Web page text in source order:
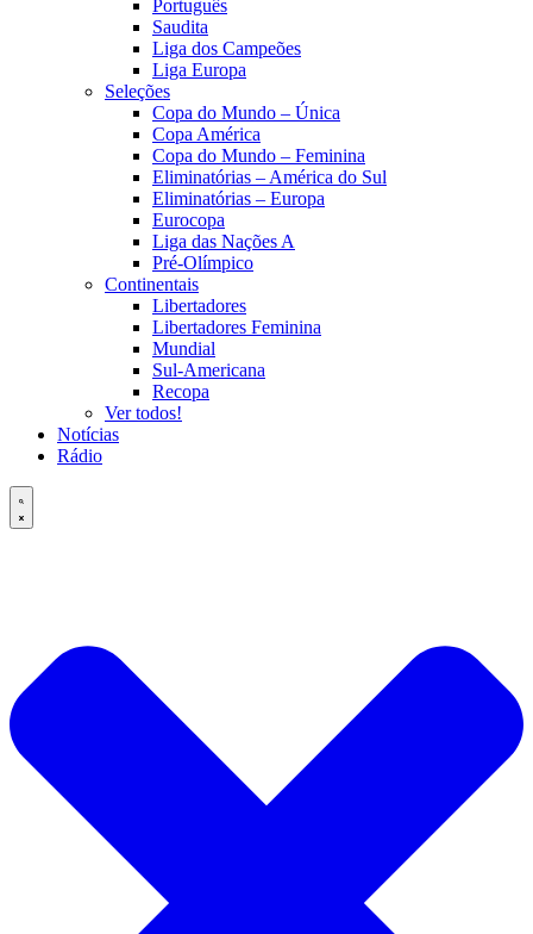
Português
Saudita
Liga dos Campeões
Liga Europa
Seleções
Copa do Mundo – Única
Copa América
Copa do Mundo – Feminina
Eliminatórias – América do Sul
Eliminatórias – Europa
Eurocopa
Liga das Nações A
Pré-Olímpico
Continentais
Libertadores
Libertadores Feminina
Mundial
Sul-Americana
Recopa
Ver todos!
Notícias
Rádio